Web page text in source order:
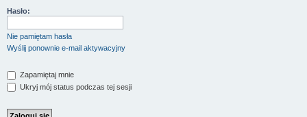
Hasło:
Nie pamiętam hasła
Wyślij ponownie e-mail aktywacyjny
Zapamiętaj mnie
Ukryj mój status podczas tej sesji